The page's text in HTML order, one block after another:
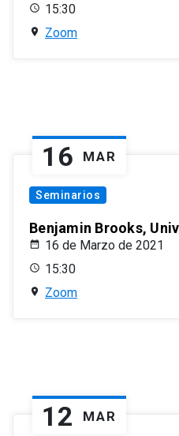
15:30
Zoom
16 MAR
Seminarios
Benjamin Brooks,
16 de Marzo de 2021
15:30
Zoom
12 MAR